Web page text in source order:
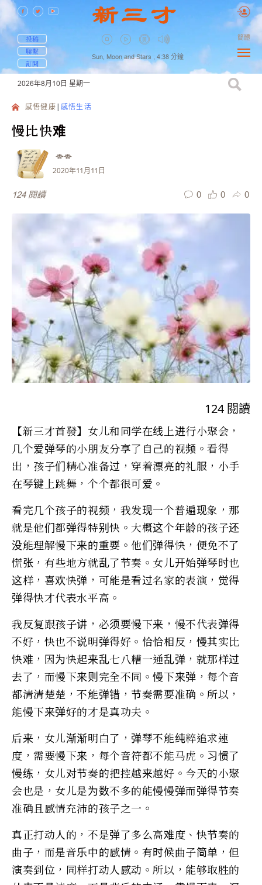
投稿
聯繫
訂閱
Sun, Moon and Stars , 4:38 分鐘
簡體
2026年8月10日 星期一
感悟健康 感悟生活
慢比快难
香香
2020年11月11日
124 閱讀 0 0 0
124 閱讀
【新三才首發】女儿和同学在线上进行小聚会，
几个爱弹琴的小朋友分享了自己的视频。看得
出，孩子们精心准备过，穿着漂亮的礼服，小手
在琴键上跳舞，个个都很可爱。
看完几个孩子的视频，我发现一个普遍现象，那
就是他们都弹得特别快。大概这个年龄的孩子还
没能理解慢下来的重要。他们弹得快，便免不了
慌张，有些地方就乱了节奏。女儿开始弹琴时也
这样，喜欢快弹，可能是看过名家的表演，觉得
弹得快才代表水平高。
我反复跟孩子讲，必须要慢下来，慢不代表弹得
不好，快也不说明弹得好。恰恰相反，慢其实比
快难，因为快起来乱七八糟一通乱弹，就那样过
去了，而慢下来则完全不同。慢下来弹，每个音
都清清楚楚，不能弹错，节奏需要准确。所以，
能慢下来弹好的才是真功夫。
后来，女儿渐渐明白了，弹琴不能纯粹追求速
度，需要慢下来，每个音符都不能马虎。习惯了
慢练，女儿对节奏的把控越来越好。今天的小聚
会也是，女儿是为数不多的能慢慢弹而弹得节奏
准确且感情充沛的孩子之一。
真正打动人的，不是弹了多么高难度、快节奏的
曲子，而是音乐中的感情。有时候曲子简单，但
演奏到位，同样打动人感动。所以，能够取胜的